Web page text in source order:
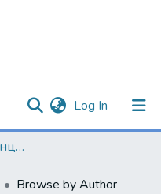
Log In (current)
Материалы конференций и семинаров
Browse by Author